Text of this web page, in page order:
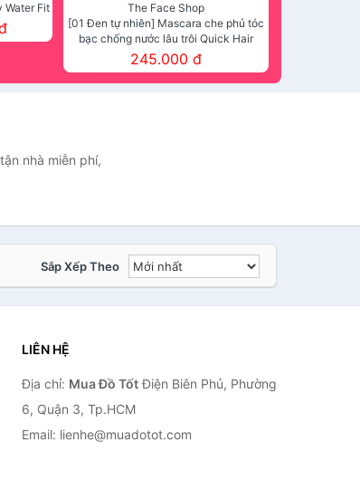
Water Fit
Shop
[01 Đen tự nhiên] Mascara che phủ tóc
bạc chống nước lâu trôi Quick Hair
Waterproof Mascara The Face Shop
245.000 đ
nhà miễn phí,
Sắp Xếp Theo
LIÊN HỆ
Địa chỉ: Mua Đồ TốtĐiện Biên Phủ, Phường
6, Quận 3, Tp.HCM
Email: lienhe@muadotot.com